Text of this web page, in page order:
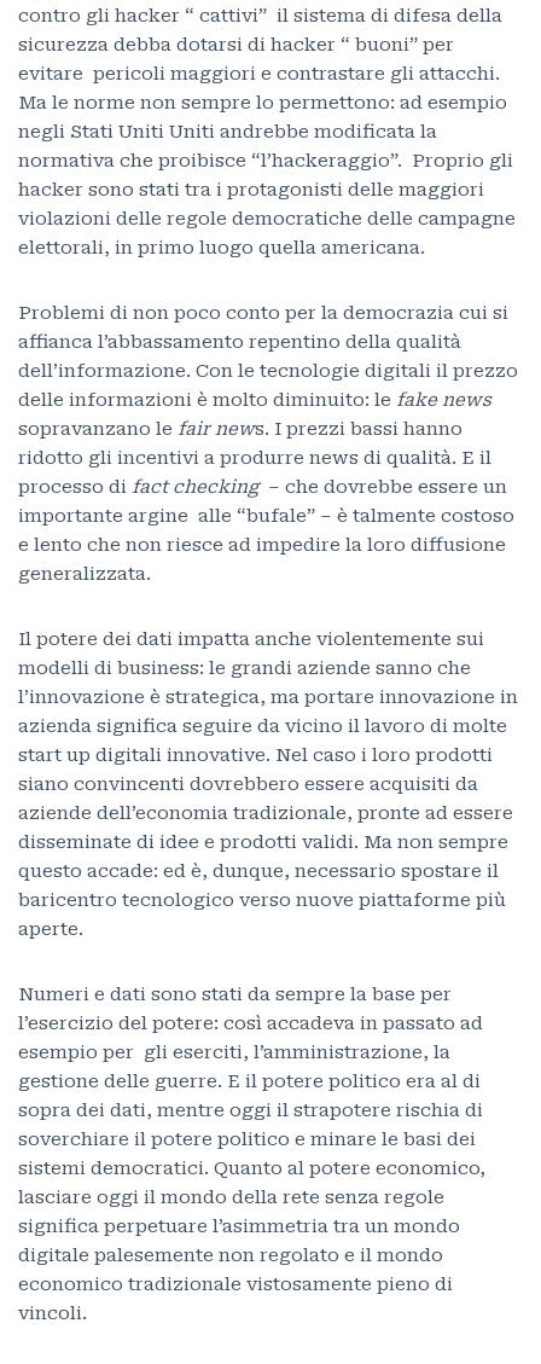
contro gli hacker “ cattivi” il sistema di difesa della
sicurezza debba dotarsi di hacker “ buoni” per
evitare pericoli maggiori e contrastare gli attacchi.
Ma le norme non sempre lo permettono: ad esempio
negli Stati Uniti Uniti andrebbe modificata la
normativa che proibisce “l’hackeraggio”. Proprio gli
hacker sono stati tra i protagonisti delle maggiori
violazioni delle regole democratiche delle campagne
elettorali, in primo luogo quella americana.
Problemi di non poco conto per la democrazia cui si
affianca l’abbassamento repentino della qualità
dell’informazione. Con le tecnologie digitali il prezzo
delle informazioni è molto diminuito: le fake news
sopravanzano le fair news. I prezzi bassi hanno
ridotto gli incentivi a produrre news di qualità. E il
processo di fact checking– che dovrebbe essere un
importante argine alle “bufale” – è talmente costoso
e lento che non riesce ad impedire la loro diffusione
generalizzata.
Il potere dei dati impatta anche violentemente sui
modelli di business: le grandi aziende sanno che
l’innovazione è strategica, ma portare innovazione in
azienda significa seguire da vicino il lavoro di molte
start up digitali innovative. Nel caso i loro prodotti
siano convincenti dovrebbero essere acquisiti da
aziende dell’economia tradizionale, pronte ad essere
disseminate di idee e prodotti validi. Ma non sempre
questo accade: ed è, dunque, necessario spostare il
baricentro tecnologico verso nuove piattaforme più
aperte.
Numeri e dati sono stati da sempre la base per
l’esercizio del potere: così accadeva in passato ad
esempio per gli eserciti, l’amministrazione, la
gestione delle guerre. E il potere politico era al di
sopra dei dati, mentre oggi il strapotere rischia di
soverchiare il potere politico e minare le basi dei
sistemi democratici. Quanto al potere economico,
lasciare oggi il mondo della rete senza regole
significa perpetuare l’asimmetria tra un mondo
digitale palesemente non regolato e il mondo
economico tradizionale vistosamente pieno di
vincoli.